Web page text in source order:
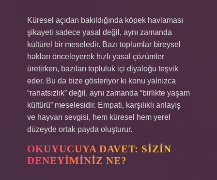
Küresel açıdan bakıldığında köpek havlaması
şikayeti sadece yasal değil, aynı zamanda
kültürel bir meseledir. Bazı toplumlar bireysel
hakları önceleyerek hızlı yasal çözümler
üretirken, bazıları topluluk içi diyaloğu teşvik
eder. Bu da bize gösteriyor ki konu yalnızca
“rahatsızlık” değil, aynı zamanda “birlikte yaşam
kültürü” meselesidir. Empati, karşılıklı anlayış
ve hayvan sevgisi, hem küresel hem yerel
düzeyde ortak payda oluşturur.
OKUYUCUYA DAVET: SIZIN
DENEYIMINIZ NE?